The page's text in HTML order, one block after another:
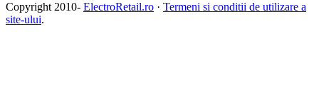
Copyright 2010- ElectroRetail.ro · Termeni si conditii de utilizare a
site-ului.